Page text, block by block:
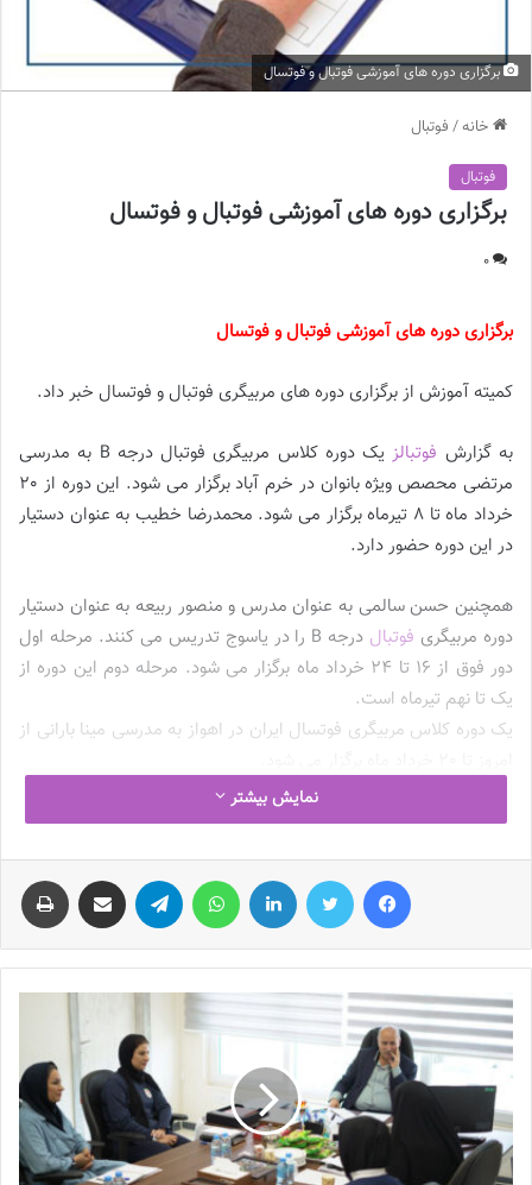
برگزاری دوره های آموزشی فوتبال و فوتسال
خانه/ فوتبال
فوتبال
برگزاری دوره های آموزشی فوتبال و فوتسال
0
برگزاری دوره های آموزشی فوتبال و فوتسال
کمیته آموزش از برگزاری دوره های مربیگری فوتبال و فوتسال خبر داد.
به گزارش فوتبالز
یک دوره کلاس مربیگری فوتبال درجه B به مدرسی
مرتضی محصص ویژه بانوان در خرم آباد برگزار می شود. این دوره از 20
خرداد ماه تا 8 تیرماه برگزار می شود. محمدرضا خطیب به عنوان دستیار
در این دوره حضور دارد.
همچنین حسن سالمی به عنوان مدرس و منصور ربیعه به عنوان دستیار
دوره مربیگری فوتبال
درجه B را در یاسوج تدریس می کنند. مرحله اول
دور فوق از 16 تا 24 خرداد ماه برگزار می شود. مرحله دوم این دوره از
یک تا نهم تیرماه است.
یک دوره کلاس مربیگری فوتسال ایران در اهواز به مدرسی مینا بارانی از
همچنین حسن سالمی به عنوان مدرس و منصور ربیعه به عنوان دستیار
دوره مربیگری فوتبال درجه B را در یاسوج تدریس می کنند. مرحله اول
دور فوق از 16 تا 24 خرداد ماه برگزار می شود. مرحله دوم این دوره از
یک تا نهم تیرماه است.
یک دوره کلاس مربیگری فوتسال ایران در اهواز به مدرسی مینا بارانی از
امروز تا 20 خرداد ماه برگزار می شود.
نوشته های مشابه
چالش هاى ليست جدید تيم ملى فوتبال
زنان
2023-06-14
نمایش بیشتر